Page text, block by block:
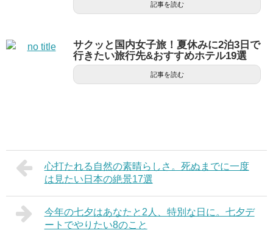
記事を読む
サクッと国内女子旅！夏休みに2泊3日で
行きたい旅行先&おすすめホテル19選
記事を読む
心打たれる自然の素晴らしさ。死ぬまでに一度
は見たい日本の絶景17選
今年の七夕はあなたと2人、特別な日に。七夕デ
ートでやりたい8のこと